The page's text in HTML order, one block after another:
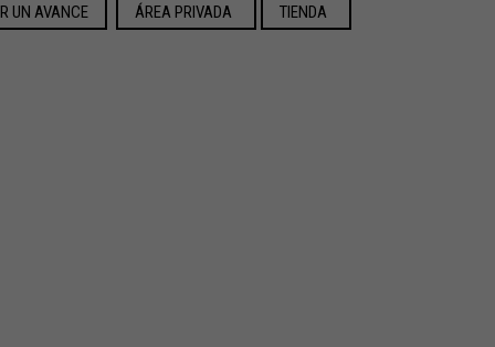
UN AVANCE ÁREA PRIVADA TIENDA